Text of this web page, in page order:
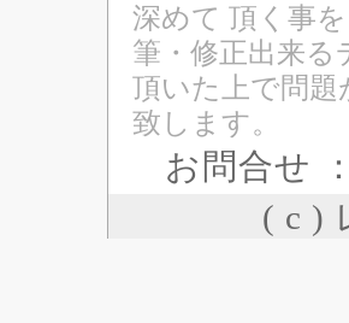
深めて 頂く事
筆・修正出来
頂いた上で問題
致します。
お問合せ ：
( c )